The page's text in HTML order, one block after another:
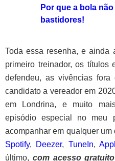
Por que a bola
bastidores!
Toda essa resenha, e ainda
primeiro treinador, os
defendeu, as vivências
candidato a vereador em
em Londrina, e muito
episódio especial no meu
acompanhar em qualquer
Spotify, Deezer, TuneIn,
último, com acesso